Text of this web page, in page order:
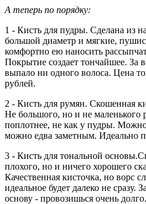
А теперь по порядку:
1 - Кисть для пудры. Сделана из
большой диаметр и мягкие,
комфортно ею наносить
Покрытие создает тончайшее. За
выпало ни одного волоса. Цена
рублей.
2 - Кисть для румян. Скошенная
Не большого, но и не маленького
поплотнее, не как у пудры.
можно едва заметным. Идеально
3 - Кисть для тональной
плохого, но и ничего хорошего
Качественная кисточка, но ворс
идеальное будет далеко не сразу.
основу - провозишься очень